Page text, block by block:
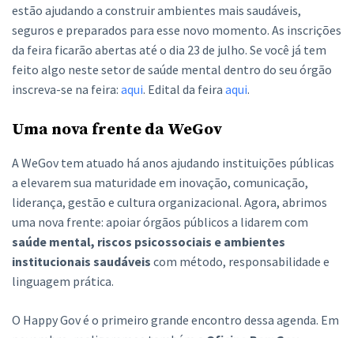
estão ajudando a construir ambientes mais saudáveis,
seguros e preparados para esse novo momento. As inscrições
da feira ficarão abertas até o dia 23 de julho. Se você já tem
feito algo neste setor de saúde mental dentro do seu órgão
inscreva-se na feira: aqui. Edital da feira aqui.
Uma nova frente da WeGov
A WeGov tem atuado há anos ajudando instituições públicas
a elevarem sua maturidade em inovação, comunicação,
liderança, gestão e cultura organizacional. Agora, abrimos
uma nova frente: apoiar órgãos públicos a lidarem com
saúde mental, riscos psicossociais e ambientes
institucionais saudáveis com método, responsabilidade e
linguagem prática.
O Happy Gov é o primeiro grande encontro dessa agenda. Em